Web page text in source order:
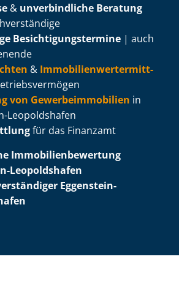
& unverbindliche Beratung
Be­sich­ti­gungs­ter­mi­ne | auch
& Im­mo­bi­li­en­wert­ermitt­
von Ge­wer­be­im­mo­bi­li­en in
Leopoldshafen
für das Finanzamt
Im­mo­bi­li­en­be­wer­tung
Leopoldshafen
Eggenstein-